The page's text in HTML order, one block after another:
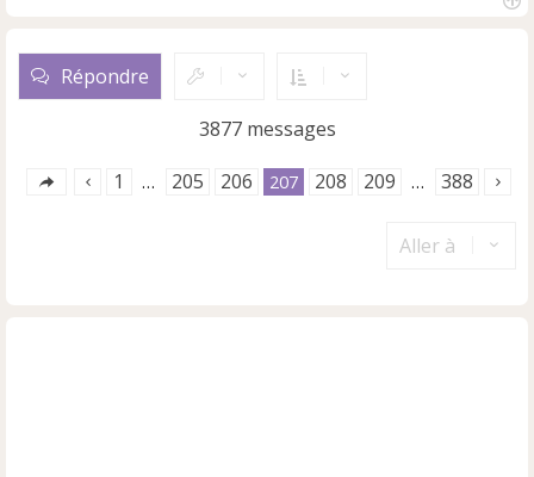
Répondre
3877 messages
1 … 205 206 207 208 209 … 388
Aller à